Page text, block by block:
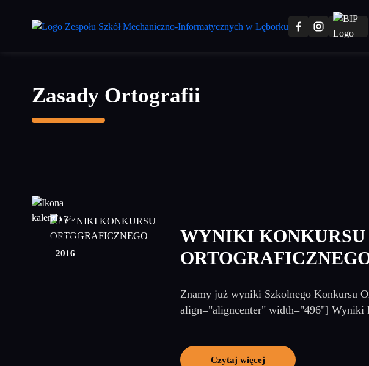
Zasady Ortografii
03
marzec
2016
WYNIKI KONKURSU
Znamy już wyniki Szkolnego Konkursu
align="aligncenter" width="496"] Wyniki
Czytaj więcej